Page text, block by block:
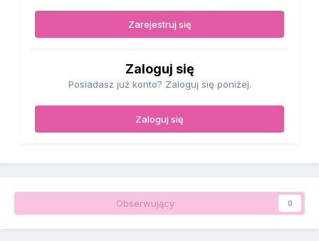
Zarejestruj się
Zaloguj się
Posiadasz już konto? Zaloguj się poniżej.
Zaloguj się
Obserwujący 0